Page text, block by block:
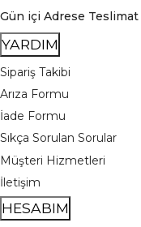
Gün içi Adrese Teslimat
YARDIM
Sipariş Takibi
Arıza Formu
İade Formu
Sıkça Sorulan Sorular
Müşteri Hizmetleri
İletişim
HESABIM